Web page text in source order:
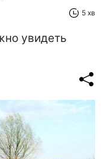
5 хв
увидеть